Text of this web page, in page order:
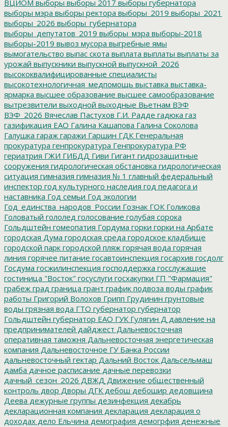
ВЦИОМ выборы выборы 2017 выборы губернатора
выборы мэра выборы ректора выборы_2019 выборы_2021
выборы_2026 выборы_губернатора
выборы_депутатов_2019 выборы_мэра выборы-2018
выборы-2019 вывоз мусора выгребные ямы
вымогательство выпас скота выплата выплаты выплаты за
урожай выпускники выпускной выпускной_2026
высококвалифицированные специалисты
высокотехнологичная_медпомощь выставка выставка-
ярмарка высшее образование высшее самообразование
вытрезвители выходной выходные Вьетнам ВЭФ
ВЭФ_2026 Вячеслав Пастухов Г.И. Радде гадюка газ
газификация ЕАО Галина Кашапова Галина Соколова
Галушка гараж гаражи Гаршин ГДК Генеральная
прокуратура генпрокуратура Генпрокуратура РФ
гериатрия ГЖИ ГИБДД Гиви Гигант гидрозащитные
сооружения гидрологическая обстановка гидрологическая
ситуация гимназия гимназия № 1 главный федеральный
инспектор год культурного наследия год педагога и
наставника Год семьи Год экологии
Год_единства_народов_России Гознак ГОК Голикова
Головатый гололед голосование голубая сорока
Гольдштейн гомеопатия Гордума горки горки на Арбате
городская Дума городская среда городское кладбище
городской парк городской пляж горячая вода горячая
линия горячее питание госавтоинспекция госархив госдолг
Госдума госжилинспекция господдержка госслужащие
гостиница "Восток" госуслуги госхакупки ГП "Фармация"
грабеж град граница грант график подвоза воды график
работы Григорий Волохов Грипп Грудинин грунтовые
воды грязная вода ГТО губернатор губернатор
Гольдштейн губернатор ЕАО ГУК Гулягин Д давление на
предпринимателей дайджест Дальневосточная
оперативная таможня Дальневосточная энергетическая
компания Дальневосточное ГУ Банка России
дальневосточный гектар Дальний Восток Дальсельмаш
дамба дачное расписание дачные перевозки
дачный_сезон_2026 ДВЖД Движение общественный
контроль двор Дворы ДГК дебош дебошир дедовщина
Деева дежурные группы дезинфекция декабрь
декларационная компания декларация декларация о
доходах дело Ельчина демография демогрфия денежные